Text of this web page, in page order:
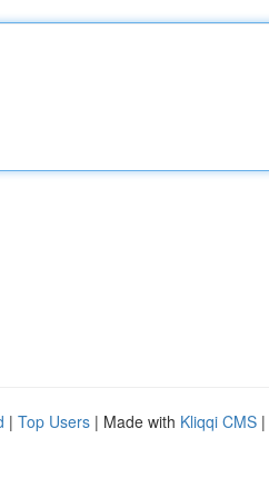
| Top Users | Made with Kliqqi CMS |